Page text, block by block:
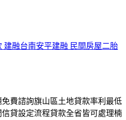
建融台南安平建融 民間房屋二胎
費諮詢旗山區土地貸款率利最低
貸設定流程貸款全省皆可處理楠